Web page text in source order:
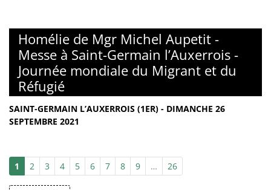
Homélie de Mgr Michel Aupetit -
Messe à Saint-Germain l’Auxerrois -
Journée mondiale du Migrant et du
Réfugié
SAINT-GERMAIN L’AUXERROIS (1ER) - DIMANCHE 26
SEPTEMBRE 2021
1 2 3 4 5 6 7 8 9 … 26